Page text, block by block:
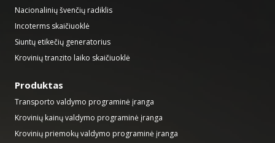
Nacionalinių švenčių radiklis
Incoterms skaičiuoklė
Siuntų etikečių generatorius
Krovinių tranzito laiko skaičiuoklė
Produktas
Transporto valdymo programinė įranga
Krovinių kainų valdymo programinė įranga
Krovinių priemokų valdymo programinė įranga